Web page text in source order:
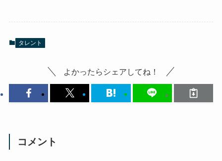
タレント
よかったらシェアしてね！
コメント